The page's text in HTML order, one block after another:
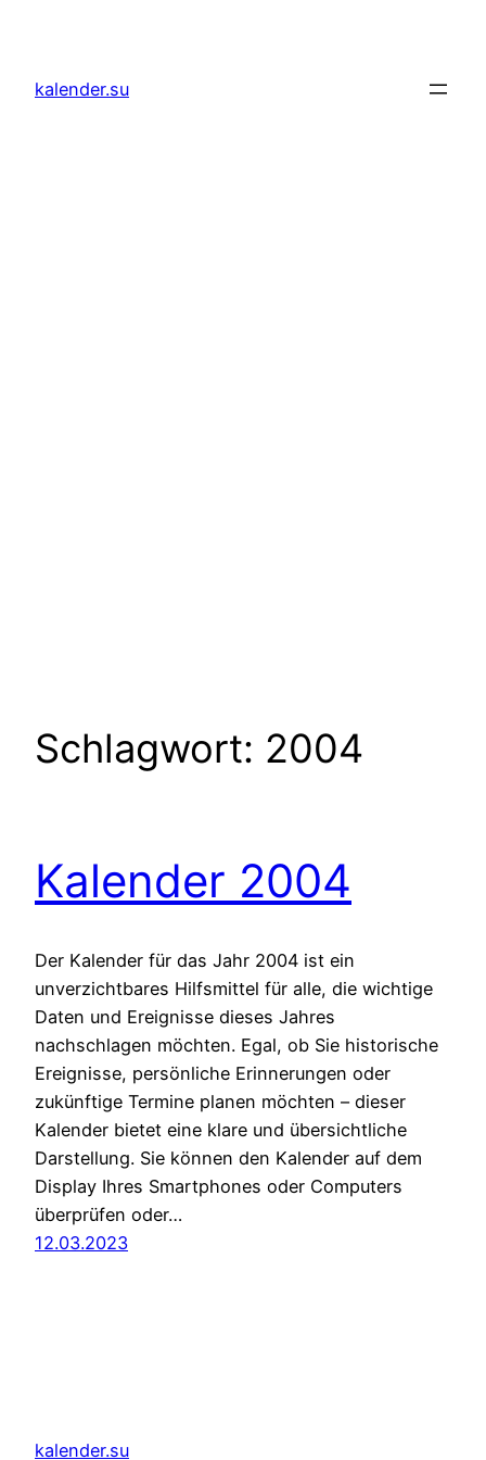
springen
kalender.su
Schlagwort: 2004
Kalender 2004
Der Kalender für das Jahr 2004 ist ein
unverzichtbares Hilfsmittel für alle, die wichtige
Daten und Ereignisse dieses Jahres
nachschlagen möchten. Egal, ob Sie historische
Ereignisse, persönliche Erinnerungen oder
zukünftige Termine planen möchten – dieser
Kalender bietet eine klare und übersichtliche
Darstellung. Sie können den Kalender auf dem
Display Ihres Smartphones oder Computers
überprüfen oder…
12.03.2023
kalender.su